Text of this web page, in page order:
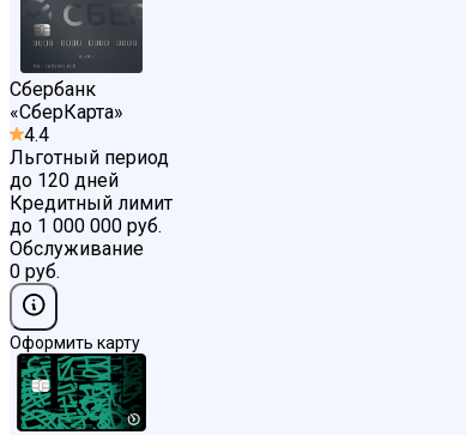
Сбербанк
«СберКарта»
4.4
Льготный период
до 120 дней
Кредитный лимит
до 1 000 000 руб.
Обслуживание
0 руб.
Оформить карту